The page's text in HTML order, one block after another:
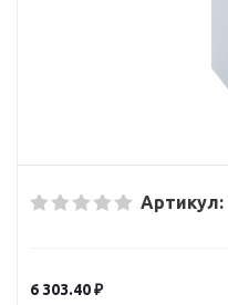
Артикул:
6 303.40₽